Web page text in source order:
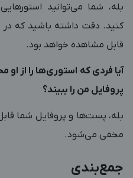
بله، شما می‌توانید
کنید. دقت داشته باشید که در
قابل مشاهده خواهد بود.
آیا فردی که استوری‌ها را از
پروفایل من را ببیند؟
بله، پست‌ها و پروفایل شما
مخفی می‌شود.
جمع‌بندی